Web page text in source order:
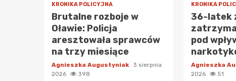
KRONIKA POLICYJNA
Brutalne rozboje w
Oławie: Policja
aresztowała sprawców
na trzy miesiące
Agnieszka Augustyniak 3 sierpnia
2026
398
KRONIKA
36-latek
pod
Agnieszka
2026
51